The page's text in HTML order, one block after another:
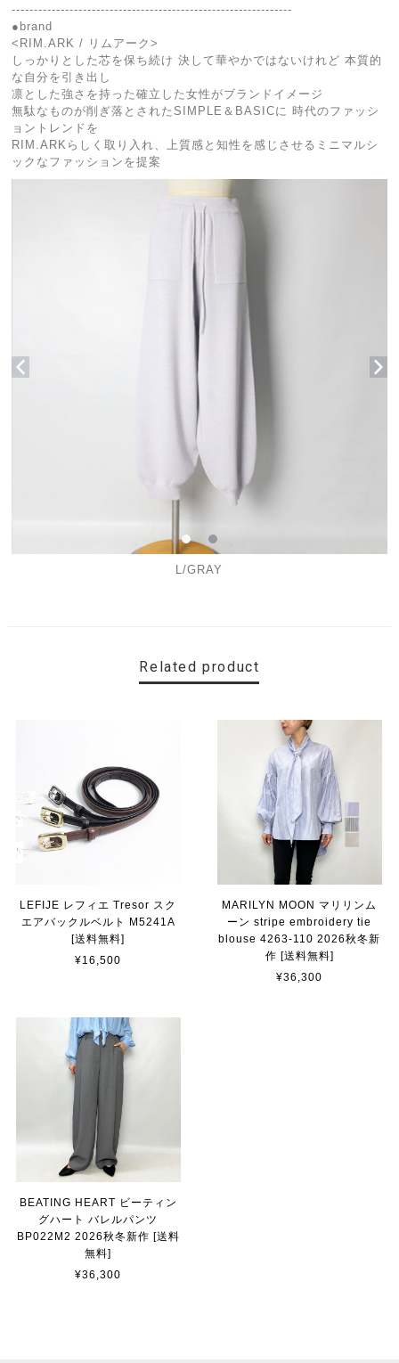
---------------------------------------------------------------
●brand
<RIM.ARK / リムアーク>
しっかりとした芯を保ち続け 決して華やかではないけれど 本質的
な自分を引き出し
凛とした強さを持った確立した女性がブランドイメージ
無駄なものが削ぎ落とされたSIMPLE＆BASICに 時代のファッシ
ョントレンドを
RIM.ARKらしく取り入れ、上質感と知性を感じさせるミニマルシ
ックなファッションを提案
L/GRAY
Related product
LEFIJE レフィエ Tresor スク
エアバックルベルト M5241A
[送料無料]
¥16,500
MARILYN MOON マリリンム
ーン stripe embroidery tie
blouse 4263-110 2026秋冬新
作 [送料無料]
¥36,300
BEATING HEART ビーティン
グハート バレルパンツ
BP022M2 2026秋冬新作 [送料
無料]
¥36,300